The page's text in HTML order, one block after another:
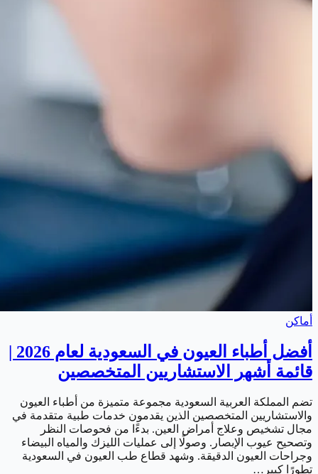
أماكن
أفضل أطباء العيون في السعودية لعام 2026 |
قائمة أشهر الاستشاريين المتخصصين
تضم المملكة العربية السعودية مجموعة متميزة من أطباء العيون
والاستشاريين المتخصصين الذين يقدمون خدمات طبية متقدمة في
مجال تشخيص وعلاج أمراض العين. بدءًا من فحوصات النظر
وتصحيح عيوب الإبصار. وصولًا إلى عمليات الليزك والمياه البيضاء
وجراحات العيون الدقيقة. وشهد قطاع طب العيون في السعودية
تطورًا كبير…